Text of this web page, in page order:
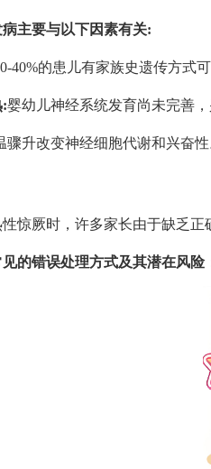
主要与以下因素有关:
40%的患儿有家族史遗传方式
:婴幼儿神经系统发育尚未完善，
骤升改变神经细胞代谢和兴奋性
惊厥时，许多家长由于缺乏
见的错误处理方式及其潜在风险